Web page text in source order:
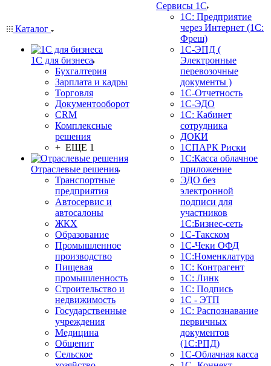
Каталог
1С для бизнеса
Бухгалтерия
Зарплата и кадры
Торговля
Документооборот
CRM
Комплексные
решения
+ ЕЩЕ 1
Отраслевые решения
Транспортные
предприятия
Автосервис и
автосалоны
ЖКХ
Образование
Промышленное
производство
Пищевая
промышленность
Строительство и
недвижимость
Государственные
учреждения
Медицина
Общепит
Сельское
Сервисы 1С
1С: Предприятие
через Интернет (1С:
Фреш)
1С-ЭПД (
Электронные
перевозочные
документы )
1С-Отчетность
1С-ЭДО
1С: Кабинет
сотрудника
ДОКИ
1СПАРК Риски
1С:Касса облачное
приложение
ЭДО без
электронной
подписи для
участников
1С:Бизнес-сеть
1С-Такском
1С-Чеки ОФД
1С:Номенклатура
1С: Контрагент
1С: Линк
1С: Подпись
1С - ЭТП
1С: Распознавание
первичных
документов
(1С:РПД)
1С-Облачная касса